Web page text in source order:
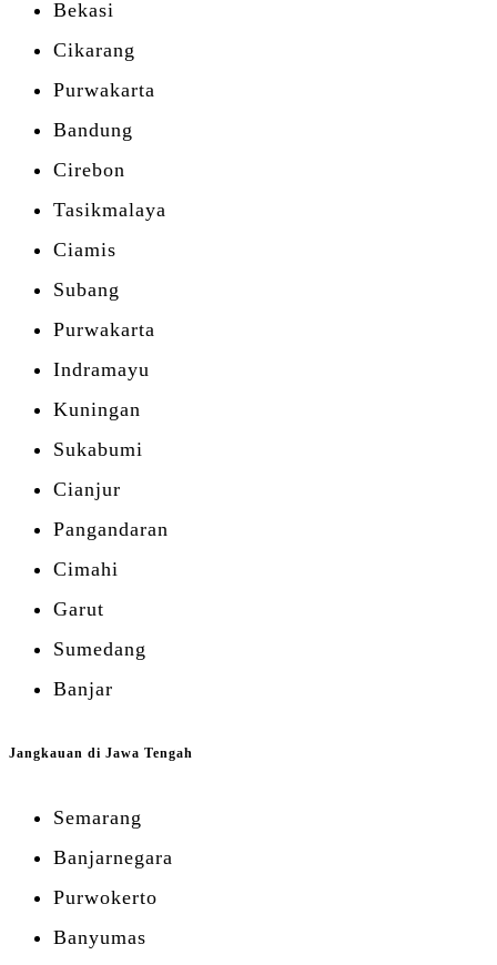
Bekasi
Cikarang
Purwakarta
Bandung
Cirebon
Tasikmalaya
Ciamis
Subang
Purwakarta
Indramayu
Kuningan
Sukabumi
Cianjur
Pangandaran
Cimahi
Garut
Sumedang
Banjar
Jangkauan di Jawa Tengah
Semarang
Banjarnegara
Purwokerto
Banyumas